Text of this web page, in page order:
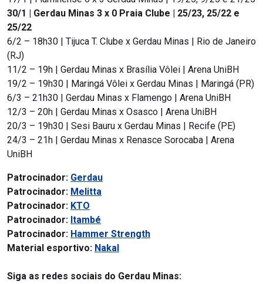
30/1 | Gerdau Minas 3 x 0 Praia Clube | 25/23, 25/22 e
25/22
6/2 – 18h30 | Tijuca T. Clube x Gerdau Minas | Rio de Janeiro
(RJ)
11/2 – 19h | Gerdau Minas x Brasília Vôlei | Arena UniBH
19/2 – 19h30 | Maringá Vôlei x Gerdau Minas | Maringá (PR)
6/3 – 21h30 | Gerdau Minas x Flamengo | Arena UniBH
12/3 – 20h | Gerdau Minas x Osasco | Arena UniBH
20/3 – 19h30 | Sesi Bauru x Gerdau Minas | Recife (PE)
24/3 – 21h | Gerdau Minas x Renasce Sorocaba | Arena
UniBH
Patrocinador: Gerdau
Patrocinador: Melitta
Patrocinador: KTO
Patrocinador: Itambé
Patrocinador: Hammer Strength
Material esportivo: Nakal
Siga as redes sociais do Gerdau Minas: